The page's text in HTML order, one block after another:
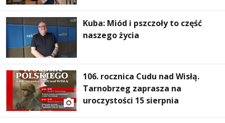
Kuba: Miód i pszczoły to część
naszego życia
106. rocznica Cudu nad Wisłą.
Tarnobrzeg zaprasza na
uroczystości 15 sierpnia